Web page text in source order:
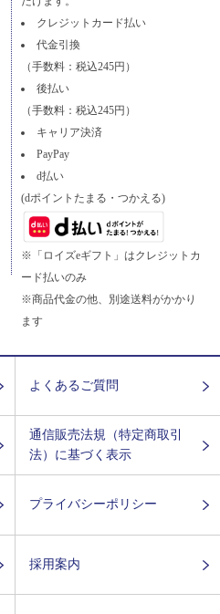
クレジットカード払い
代金引換
（手数料：税込245円）
後払い
（手数料：税込245円）
キャリア決済
PayPay
d払い
(dポイントたまる・つかえる)
※「ロイズeギフト」はクレジットカ
ード払いのみ
※商品代金の他、別途送料がかかり
ます
よくあるご質問
通信販売法規（特定商取引
法）に基づく表示
プライバシーポリシー
採用案内